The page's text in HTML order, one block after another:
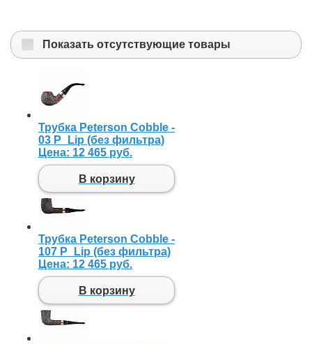
Показать отсутствующие товары
Трубка Peterson Cobble -
03 P_Lip (без фильтра)
Цена: 12 465 руб.
В корзину
Трубка Peterson Cobble -
107 P_Lip (без фильтра)
Цена: 12 465 руб.
В корзину